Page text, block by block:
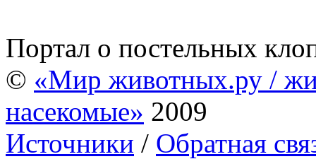
Портал о постельных
© «Мир животных.ру /
насекомые» 2009
Источники / Обратная